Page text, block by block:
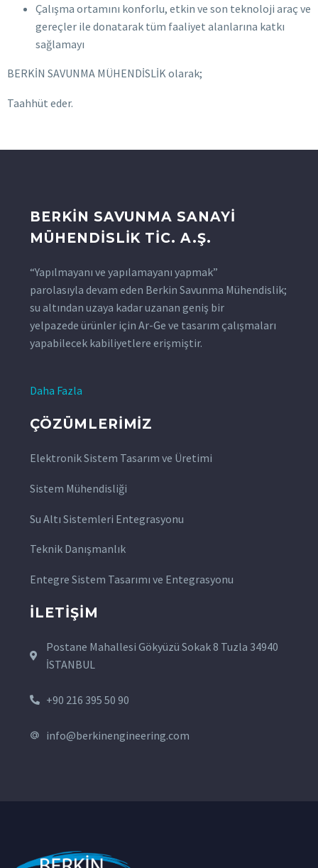
Çalışma ortamını konforlu, etkin ve son teknoloji araç ve
gereçler ile donatarak tüm faaliyet alanlarına katkı
sağlamayı
BERKİN SAVUNMA MÜHENDİSLİK olarak;
Taahhüt eder.
BERKİN SAVUNMA SANAYİ
MÜHENDİSLİK TİC. A.Ş.
“Yapılmayanı ve yapılamayanı yapmak”
parolasıyla devam eden Berkin Savunma Mühendislik;
su altından uzaya kadar uzanan geniş bir
yelpazede ürünler için Ar-Ge ve tasarım çalışmaları
yapabilecek kabiliyetlere erişmiştir.
Daha Fazla
ÇÖZÜMLERIMIZ
Elektronik Sistem Tasarım ve Üretimi
Sistem Mühendisliği
Su Altı Sistemleri Entegrasyonu
Teknik Danışmanlık
Entegre Sistem Tasarımı ve Entegrasyonu
İLETIŞIM
Postane Mahallesi Gökyüzü Sokak 8 Tuzla 34940
İSTANBUL
+90 216 395 50 90
info@berkinengineering.com